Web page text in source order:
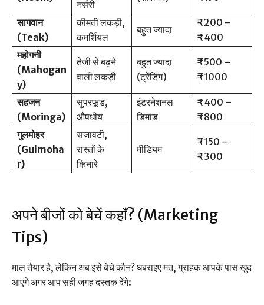
नर्सरी
सागवान
(Teak)
कीमती लकड़ी,
कमर्शियल
बहुत ज्यादा
₹200 –
₹400
महोगनी
(Mahogan
y)
तेजी से बढ़ने
वाली लकड़ी
बहुत ज्यादा
(ट्रेंडिंग)
₹500 –
₹1000
सहजन
(Moringa)
सुपरफूड,
औषधीय
इंटरनेशनल
डिमांड
₹400 –
₹800
गुलमोहर
(Gulmoha
r)
सजावटी,
रास्तों के
किनारे
मीडियम
₹150 –
₹300
अपने बीजों को बेचें कहाँ? (Marketing
Tips)
माल तैयार है, लेकिन अब इसे बेचे कौन? घबराइए मत, ग्राहक आपके पास खुद
आएंगे अगर आप सही जगह दस्तक देंगे: